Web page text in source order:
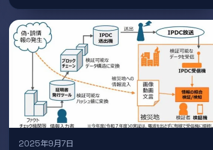
2025年9月7日